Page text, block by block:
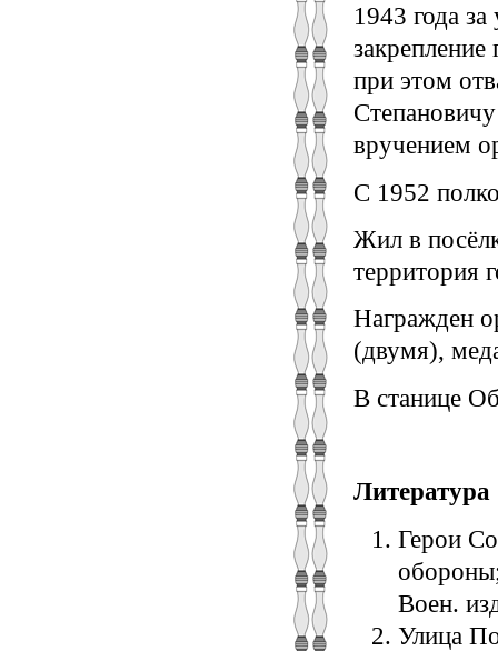
1943 года
при этом
вручением
С 1952
Жил в
территория
Награжден
(двумя),
В станице
Литература
Герои
Воен.
Улица